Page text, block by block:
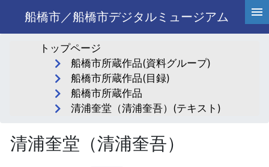
船橋市／船橋市デジタルミュージアム
トップページ
船橋市所蔵作品(資料グループ)
船橋市所蔵作品(目録)
船橋市所蔵作品
清浦奎堂（清浦奎吾）(テキスト)
清浦奎堂（清浦奎吾）